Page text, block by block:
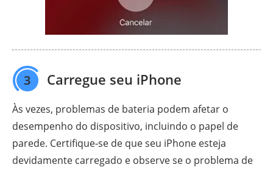
3 Carregue seu iPhone
Às vezes, problemas de bateria podem afetar o
desempenho do dispositivo, incluindo o papel de
parede. Certifique-se de que seu iPhone esteja
devidamente carregado e observe se o problema de